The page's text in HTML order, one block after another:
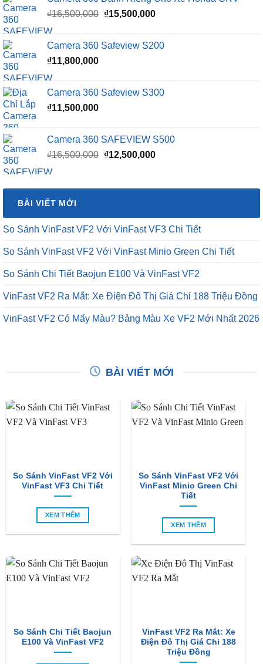
₫16,500,000 Giá
₫16,500,000.
₫15,500,000Giá
là:
Camera 360 Safeview S200
₫11,800,000
Camera 360 Safeview S300
₫11,500,000
Camera 360 SAFEVIEW S500
₫16,500,000 Giá
₫16,500,000.
₫12,500,000Giá
là:
BÀI VIẾT MỚI
So Sánh VinFast VF2 Với VinFast VF3 Chi Tiết
So Sánh VinFast VF2 Với VinFast Minio Green Chi Tiết
So Sánh Chi Tiết Baojun E100 Và VinFast VF2
VinFast VF2 Ra Mắt: Xe Điện Đô Thị Giá Chỉ 188 Triệu Đồng
VinFast VF2 Có Mấy Màu? Bảng Màu Xe VF2 Mới Nhất 2026
BÀI VIẾT MỚI
So Sánh VinFast VF2 Với
VinFast VF3 Chi Tiết
XEM THÊM
So Sánh VinFast VF2 Với
VinFast Minio Green Chi
Tiết
XEM THÊM
So Sánh Chi Tiết Baojun
E100 Và VinFast VF2
VinFast VF2 Ra Mắt: Xe
Điện Đô Thị Giá Chỉ 188
Triệu Đồng